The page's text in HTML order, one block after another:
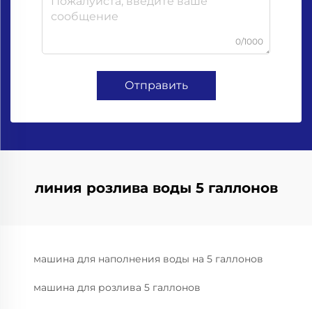
0/1000
Отправить
линия розлива воды 5 галлонов
машина для наполнения воды на 5 галлонов
машина для розлива 5 галлонов